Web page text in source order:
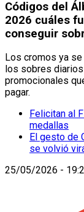
Códigos del
2026 cuáles
conseguir
Los cromos ya
los sobres
promocionales
pagar.
Felicitan al
medallas
El gesto de
se volvió
25/05/2026 -